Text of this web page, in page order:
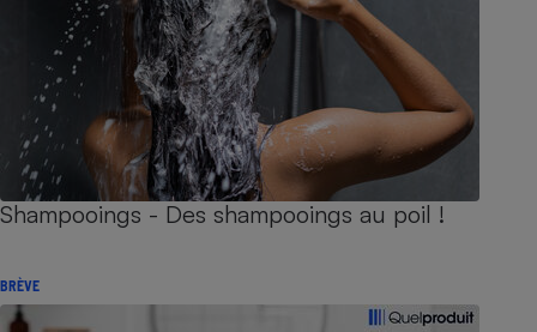
Shampooings - Des shampooings au poil !
BRÈVE